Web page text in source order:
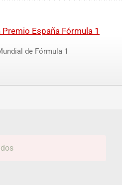
Premio España Fórmula 1
de Fórmula 1